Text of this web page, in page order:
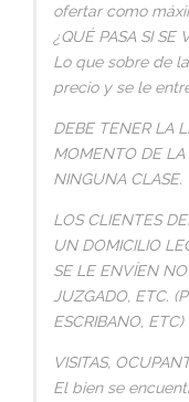
ofertar como
¿QUÉ PASA SI SE
Lo que sobre de
precio y se le
DEBE TENER LA
MOMENTO DE LA
NINGUNA CLASE.
LOS CLIENTES
UN DOMICILIO
SE LE ENVÍEN
JUZGADO, ETC.
ESCRIBANO, ETC)
VISITAS,
El bien se